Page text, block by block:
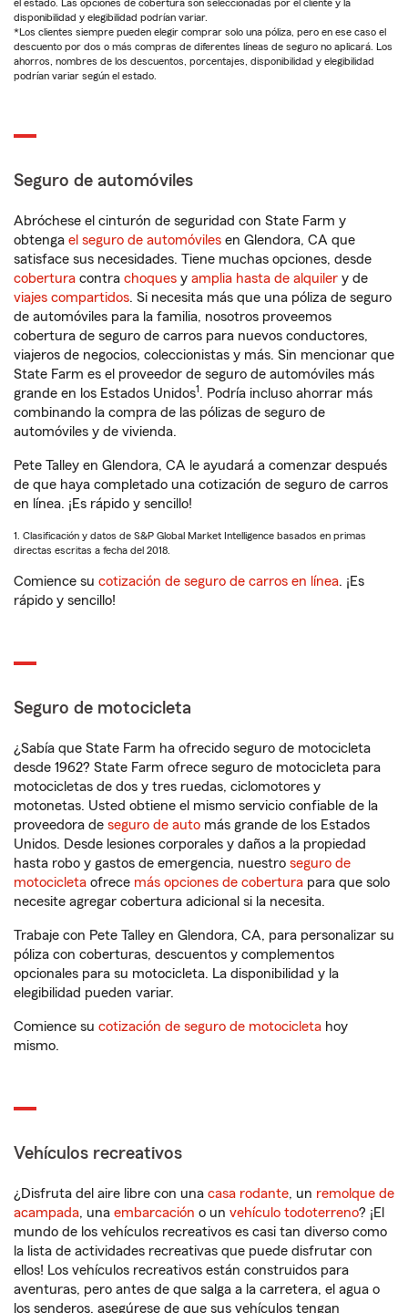
el estado. Las opciones de cobertura son seleccionadas por el cliente y la
disponibilidad y elegibilidad podrían variar.
*Los clientes siempre pueden elegir comprar solo una póliza, pero en ese caso el
descuento por dos o más compras de diferentes líneas de seguro no aplicará. Los
ahorros, nombres de los descuentos, porcentajes, disponibilidad y elegibilidad
podrían variar según el estado.
Seguro de automóviles
Abróchese el cinturón de seguridad con State Farm y
obtenga el seguro de automóviles en Glendora, CA que
satisface sus necesidades. Tiene muchas opciones, desde
cobertura contra choques y amplia hasta de alquiler y de
viajes compartidos. Si necesita más que una póliza de seguro
de automóviles para la familia, nosotros proveemos
cobertura de seguro de carros para nuevos conductores,
viajeros de negocios, coleccionistas y más. Sin mencionar que
State Farm es el proveedor de seguro de automóviles más
grande en los Estados Unidos1. Podría incluso ahorrar más
combinando la compra de las pólizas de seguro de
automóviles y de vivienda.
Pete Talley en Glendora, CA le ayudará a comenzar después
de que haya completado una cotización de seguro de carros
en línea. ¡Es rápido y sencillo!
1. Clasificación y datos de S&P Global Market Intelligence basados en primas
directas escritas a fecha del 2018.
Comience su cotización de seguro de carros en línea. ¡Es
rápido y sencillo!
Seguro de motocicleta
¿Sabía que State Farm ha ofrecido seguro de motocicleta
desde 1962? State Farm ofrece seguro de motocicleta para
motocicletas de dos y tres ruedas, ciclomotores y
motonetas. Usted obtiene el mismo servicio confiable de la
proveedora de seguro de auto más grande de los Estados
Unidos. Desde lesiones corporales y daños a la propiedad
hasta robo y gastos de emergencia, nuestro seguro de
motocicleta ofrece más opciones de cobertura para que solo
necesite agregar cobertura adicional si la necesita.
Trabaje con Pete Talley en Glendora, CA, para personalizar su
póliza con coberturas, descuentos y complementos
opcionales para su motocicleta. La disponibilidad y la
elegibilidad pueden variar.
Comience su cotización de seguro de motocicleta hoy
mismo.
Vehículos recreativos
¿Disfruta del aire libre con una casa rodante, un remolque de
acampada, una embarcación o un vehículo todoterreno? ¡El
mundo de los vehículos recreativos es casi tan diverso como
la lista de actividades recreativas que puede disfrutar con
ellos! Los vehículos recreativos están construidos para
aventuras, pero antes de que salga a la carretera, el agua o
los senderos, asegúrese de que sus vehículos tengan